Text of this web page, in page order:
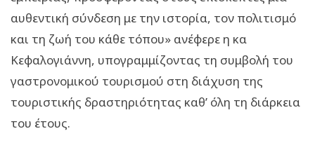
αυθεντική σύνδεση με την ιστορία, τον πολιτισμό
και τη ζωή του κάθε τόπου» ανέφερε η κα
Κεφαλογιάννη, υπογραμμίζοντας τη συμβολή του
γαστρονομικού τουρισμού στη διάχυση της
τουριστικής δραστηριότητας καθ’ όλη τη διάρκεια
του έτους.